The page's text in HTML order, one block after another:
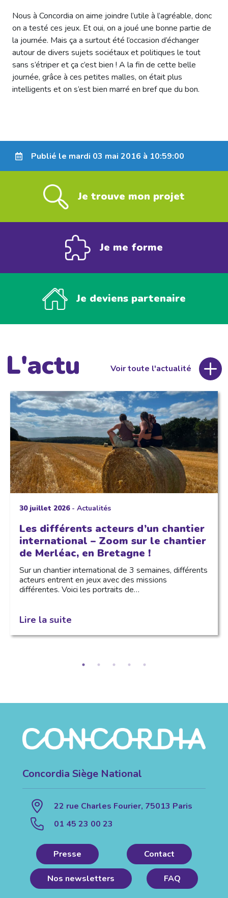
Nous à Concordia on aime joindre l’utile à l’agréable, donc
on a testé ces jeux. Et oui, on a joué une bonne partie de
la journée. Mais ça a surtout été l’occasion d’échanger
autour de divers sujets sociétaux et politiques le tout
sans s’étriper et ça c’est bien ! A la fin de cette belle
journée, grâce à ces petites malles, on était plus
intelligents et on s’est bien marré en bref que du bon.
Publié le mardi 03 mai 2016 à 10:59:00
Je trouve mon projet
Je me forme
Je deviens partenaire
L'actu Voir toute l'actualité
30 juillet 2026- Actualités
Les différents acteurs d’un chantier
international – Zoom sur le chantier
de Merléac, en Bretagne !
Sur un chantier international de 3 semaines, différents
acteurs entrent en jeux avec des missions
différentes. Voici les portraits de…
Lire la suite
Concordia Siège National
22 rue Charles Fourier, 75013 Paris
01 45 23 00 23
Presse Contact
Nos newsletters FAQ